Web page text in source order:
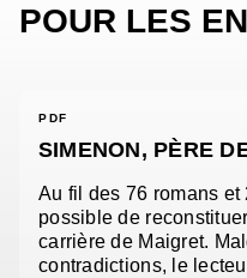
POUR LES
PDF
SIMENON, PÈRE
Au fil des 76 romans
possible de
carrière de Maigret.
contradictions, le